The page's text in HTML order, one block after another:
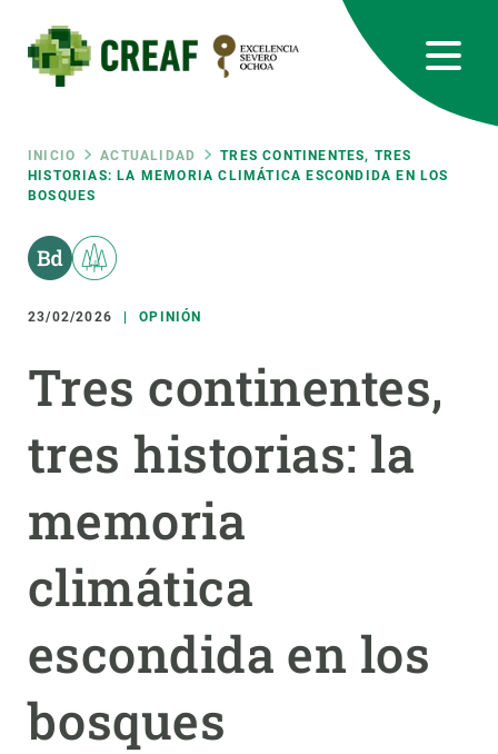
contenido
principal
Ruta
de
navegación
INICIO ACTUALIDAD
TRES CONTINENTES, TRES
HISTORIAS: LA MEMORIA CLIMÁTICA ESCONDIDA EN LOS
BOSQUES
23/02/2026 OPINIÓN
Tres continentes,
tres historias: la
memoria
climática
escondida en los
bosques
RRSS
Featured
responsive
Responsive
menu
INVESTIGACIÓN
CIENCIA EN ACCIÓN
NOTICIAS Y AGENDA